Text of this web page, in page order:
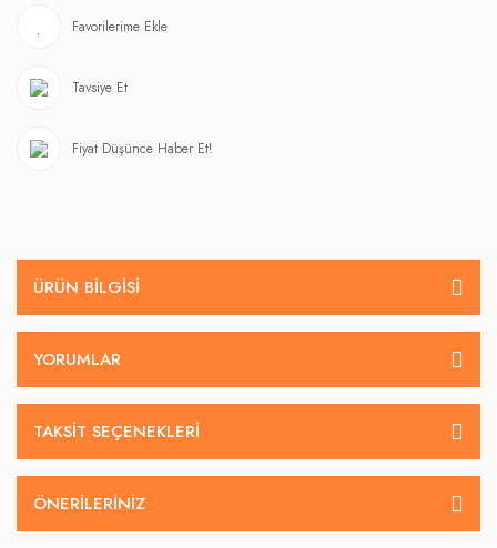
Tavsiye Et
Fiyat Düşünce Haber Et!
ÜRÜN BILGISI
YORUMLAR
TAKSIT SEÇENEKLERI
ÖNERILERINIZ